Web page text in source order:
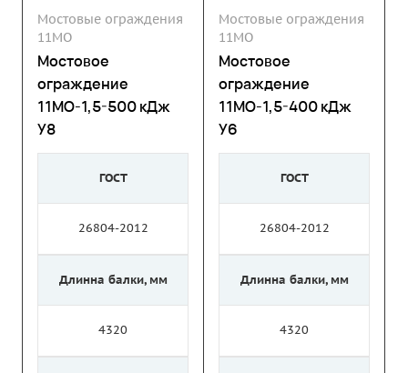
Мостовые ограждения
11МО
Мостовое
ограждение
11МО-1,5-500 кДж
У8
ГОСТ
26804-2012
Длинна балки, мм
4320
Мостовые ограждения
11МО
Мостовое
ограждение
11МО-1,5-400 кДж
У6
ГОСТ
26804-2012
Длинна балки, мм
4320